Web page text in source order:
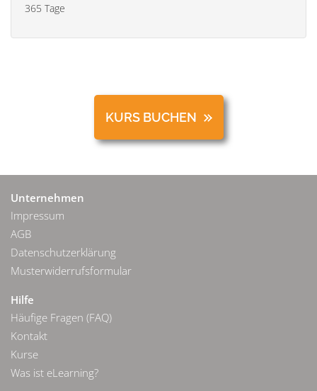
365 Tage
KURS BUCHEN
Unternehmen
Impressum
AGB
Datenschutzerklärung
Musterwiderrufsformular
Hilfe
Häufige Fragen (FAQ)
Kontakt
Kurse
Was ist eLearning?